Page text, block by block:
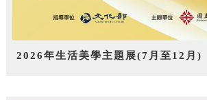
2026年生活美學主題展(7月至12月)